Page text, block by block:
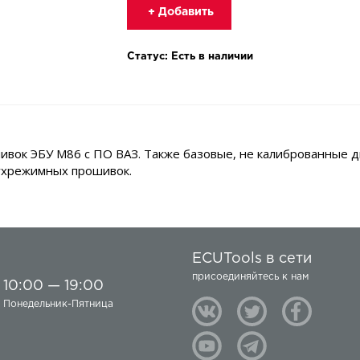
+ Добавить
Статус: Есть в наличии
ЭБУ М86 с ПО ВАЗ. Также базовые, не
прошивок.
10:00 — 19:00
Понедельник-Пятница
ECUTools в сети
присоединяйтесь к нам